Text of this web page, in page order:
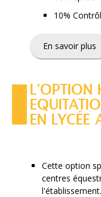
10%
En savoir plus
L'OPTION
EN LYCÉE
Cette option
centres
l'établissement.